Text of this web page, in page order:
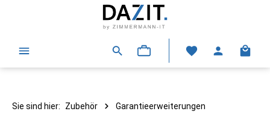
Sie sind hier: Zubehör Garantieerweiterungen